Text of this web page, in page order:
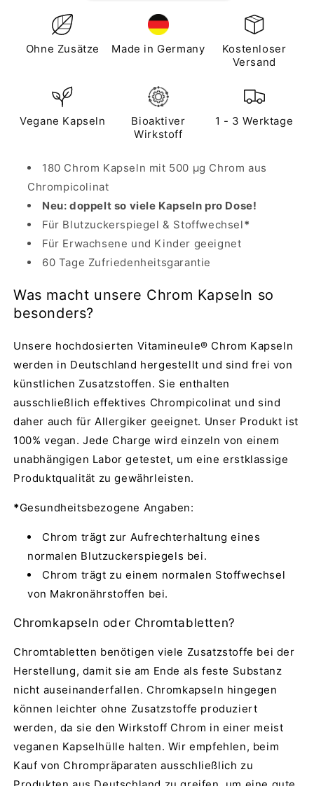
Ohne Zusätze Made in Germany
Kostenloser
Versand
Vegane Kapseln
Bioaktiver
Wirkstoff
1 - 3 Werktage
180 Chrom Kapseln mit 500 µg Chrom aus
Chrompicolinat
Neu: doppelt so viele Kapseln pro Dose!
Für Blutzuckerspiegel & Stoffwechsel*
Für Erwachsene und Kinder geeignet
60 Tage Zufriedenheitsgarantie
Was macht unsere Chrom Kapseln so
besonders?
Unsere hochdosierten Vitamineule® Chrom Kapseln
werden in Deutschland hergestellt und sind frei von
künstlichen Zusatzstoffen. Sie enthalten
ausschließlich effektives Chrompicolinat und sind
daher auch für Allergiker geeignet. Unser Produkt ist
100% vegan. Jede Charge wird einzeln von einem
unabhängigen Labor getestet, um eine erstklassige
Produktqualität zu gewährleisten.
*Gesundheitsbezogene Angaben:
Chrom trägt zur Aufrechterhaltung eines
normalen Blutzuckerspiegels bei.
Chrom trägt zu einem normalen Stoffwechsel
von Makronährstoffen bei.
Chromkapseln oder Chromtabletten?
Chromtabletten benötigen viele Zusatzstoffe bei der
Herstellung, damit sie am Ende als feste Substanz
nicht auseinanderfallen. Chromkapseln hingegen
können leichter ohne Zusatzstoffe produziert
werden, da sie den Wirkstoff Chrom in einer meist
veganen Kapselhülle halten. Wir empfehlen, beim
Kauf von Chrompräparaten ausschließlich zu